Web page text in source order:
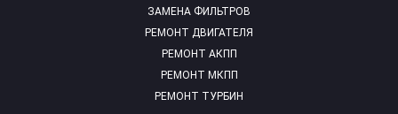
ЗАМЕНА ФИЛЬТРОВ
РЕМОНТ ДВИГАТЕЛЯ
РЕМОНТ АКПП
РЕМОНТ МКПП
РЕМОНТ ТУРБИН